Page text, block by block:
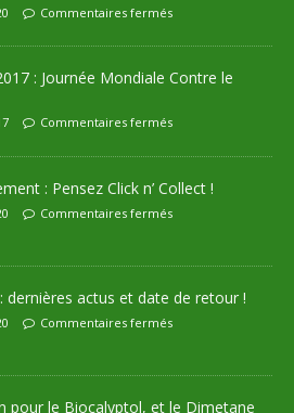
Commentaires fermés
: Journée Mondiale Contre le
Commentaires fermés
: Pensez Click n’ Collect !
Commentaires fermés
dernières actus et date de retour !
Commentaires fermés
pour le Biocalyptol, et le Dimetane